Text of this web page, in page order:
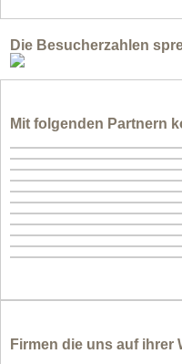
Die Besucherzahlen
Mit folgenden Partnern
Firmen die uns auf ihrer